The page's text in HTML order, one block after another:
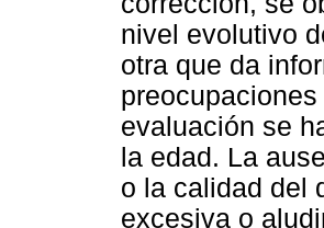
nivel evolutivo
otra que da
evaluación se
la edad. La
o la calidad del
excesiva o